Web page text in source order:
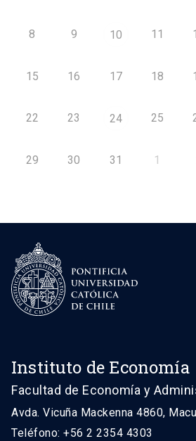
8 9 10 11
15 16 17 18
22 23 24 25
29 30 31 1
Instituto de Economía
Facultad de Economía y
Avda. Vicuña Mackenna 4860,
Teléfono: +56 2 2354 4303